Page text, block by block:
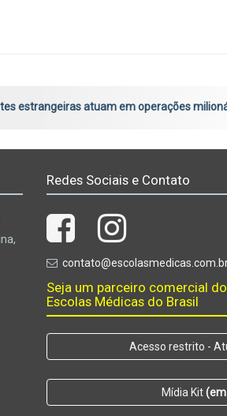
estrangeiras atuam em operações
Redes Sociais e Contato
Seja um parceiro comercial
Escolas Médicas do Brasil
Acesso restrito -
Mídia Kit